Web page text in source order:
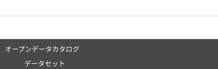
オープンデータカタログ
データセット